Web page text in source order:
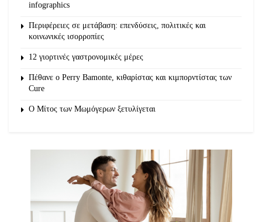
infographics
Περιφέρειες σε μετάβαση: επενδύσεις, πολιτικές και
κοινωνικές ισορροπίες
12 γιορτινές γαστρονομικές μέρες
Πέθανε ο Perry Bamonte, κιθαρίστας και κιμπορντίστας των
Cure
O Μίτος των Μωμόγερων ξετυλίγεται